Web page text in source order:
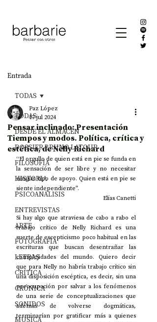
Entrada
TODAS
DESDE EL ALMACÉN
DOSSIER BRUNO LATOUR
FILOSOFÍA
HISTORIA
PSICOANÁLISIS
ENTREVISTAS
ARTE
FOTOGRAFÍA
LETRAS
CRÍTICA
CRÓNICA
SONIDOS
MÚSICA
TODAS
Pensar inclinado: Presentación
Tiempos y modos. Política, crítica y
estética, de Nelly Richard
Paz López
17 jul 2024
“El orgullo de quien está en pie se funda en
la sensación de ser libre y no necesitar
ningún tipo de apoyo. Quien está en pie se
siente independiente”.
Elías Canetti
Si hay algo que atraviesa de cabo a rabo el
trabajo crítico de Nelly Richard es una
suerte de escepticismo poco habitual en las
escrituras que buscan desentrañar las
complejidades del mundo. Quiero decir
que para Nelly no habría trabajo crítico sin
una disposición escéptica, es decir, sin una
preocupación por salvar a los fenómenos
de una serie de conceptualizaciones que
además de volverse dogmáticas,
terminarían por gratificar más a quienes